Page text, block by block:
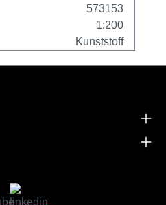
573153
1:200
Kunststoff